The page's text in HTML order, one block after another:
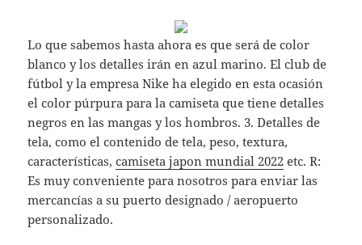
Lo que sabemos hasta ahora es que será de color
blanco y los detalles irán en azul marino. El club de
fútbol y la empresa Nike ha elegido en esta ocasión
el color púrpura para la camiseta que tiene detalles
negros en las mangas y los hombros. 3. Detalles de
tela, como el contenido de tela, peso, textura,
características,camiseta japon mundial 2022 etc. R:
Es muy conveniente para nosotros para enviar las
mercancías a su puerto designado / aeropuerto
personalizado.